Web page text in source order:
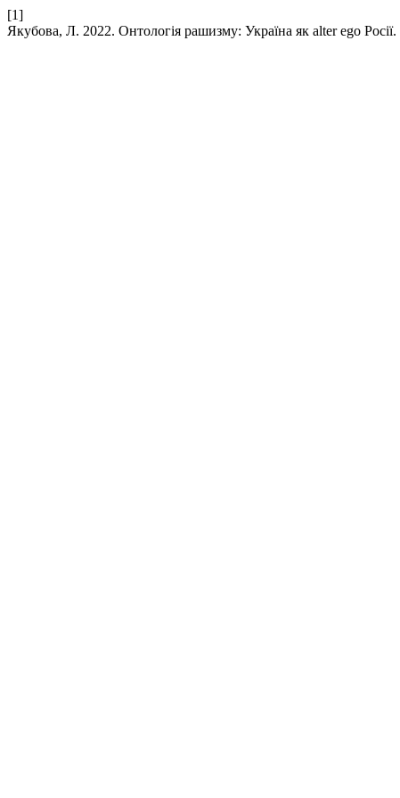
[1]
Якубова, Л. 2022. Онтологія рашизму: Україна як alter ego Росії.